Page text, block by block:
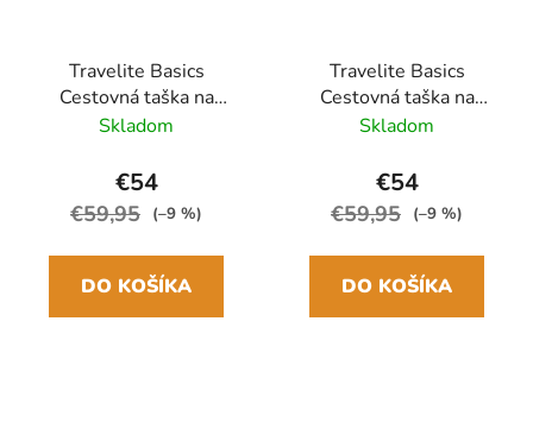
Travelite Basics
Cestovná taška na
kolieskach S 55cm
Skladom
€54
€59,95 (–9 %)
DO KOŠÍKA
Travelite Basics
Cestovná taška na
kolieskach S 55cm
Rozšíriteľná
Skladom
€54
€59,95 (–9 %)
DO KOŠÍKA